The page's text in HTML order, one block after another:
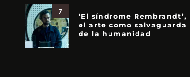
7
‘El síndrome Rembrandt’,
el arte como salvaguarda
de la humanidad